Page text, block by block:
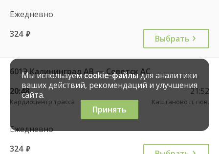
Ежедневно
324 руб. Выбрать
601Э Калининград АВ — Советск АС
20:48
Кардиоцентр трасса
21:52
Каштаново п. пов.
Ежедневно
324 руб.
Мы используемcookie-файлы для аналитики
ваших действий, рекомендаций и улучшения
сайта.
Принять